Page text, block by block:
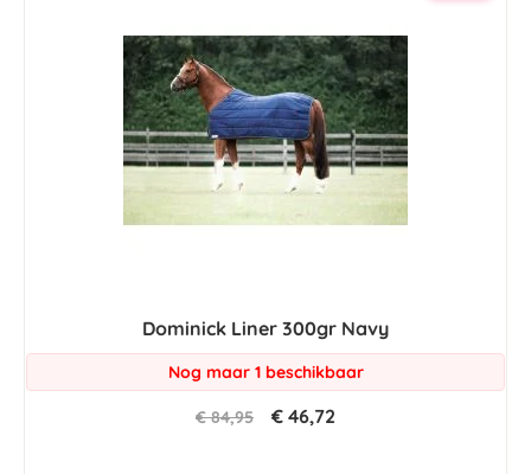
Dominick Liner 300gr Navy
Nog maar 1 beschikbaar
€ 84,95 € 46,72